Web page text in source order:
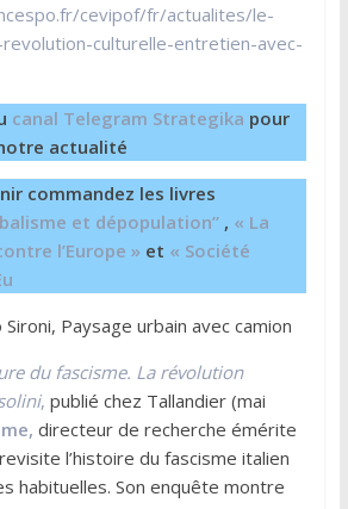
cevipof/fr/actualites/le-
culturelle-entretien-avec-
canal Telegram Strategika pour
actualité
commandez les livres
et dépopulation”, « La
l’Europe » et « Société
Paysage urbain avec camion
du fascisme. La révolution
, publié chez Tallandier (mai
directeur de recherche émérite
l’histoire du fascisme italien
habituelles. Son enquête montre